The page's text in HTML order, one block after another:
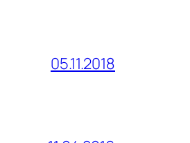
05.11.2018